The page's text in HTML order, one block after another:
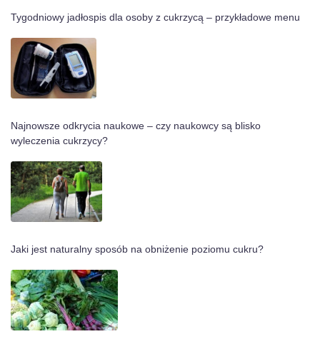
Tygodniowy jadłospis dla osoby z cukrzycą – przykładowe menu
Najnowsze odkrycia naukowe – czy naukowcy są blisko
wyleczenia cukrzycy?
Jaki jest naturalny sposób na obniżenie poziomu cukru?